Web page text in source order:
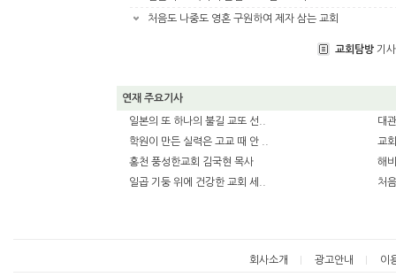
처음도 나중도 영혼 구원하여 제자 삼는 교회
교회탐방기사
연재 주요기사
일본의 또 하나의 불길 교또 선..
대
학원이 만든 실력은 고교 때 안 ..
교
홍천 풍성한교회 김국현 목사
해
일곱 기둥 위에 건강한 교회 세..
처
회사소개 광고안내 이